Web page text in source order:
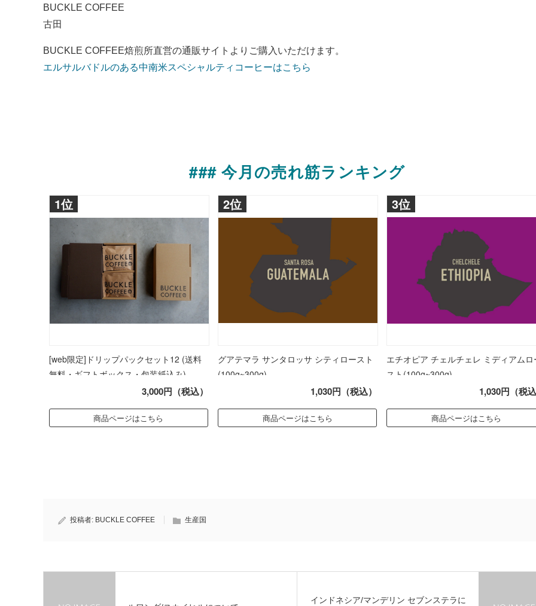
BUCKLE COFFEE
古田
BUCKLE COFFEE焙煎所直営の通販サイトよりご購入いただけます。
エルサルバドルのある中南米スペシャルティコーヒーはこちら
### 今月の売れ筋ランキング
1位
[web限定]ドリップパックセット12 (送料
無料・ギフトボックス・包装紙込み)
3,000円（税込）
商品ページはこちら
2位
グアテマラ サンタロッサ シティロースト
(100g~300g)
1,030円（税込）
商品ページはこちら
3位
エチオピア チェルチェレ ミディアムロ
スト(100g~300g)
1,030円（税
商品ページはこちら
投稿者: BUCKLE COFFEE 生産国
インドネシア/マンデリン セブンステラに